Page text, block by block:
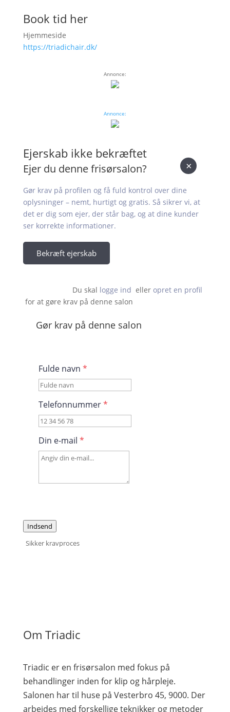
Book tid her
Hjemmeside
https://triadichair.dk/
Annonce:
Annonce:
Ejerskab ikke bekræftet
Ejer du denne frisørsalon?
Gør krav på profilen og få fuld kontrol over dine
oplysninger – nemt, hurtigt og gratis. Så sikrer vi, at
det er dig som ejer, der står bag, og at dine kunder
ser korrekte informationer.
Bekræft ejerskab
Du skal logge ind eller opret en profil
for at gøre krav på denne salon
Gør krav på denne salon
×
Fulde navn *
Telefonnummer*
Din e-mail *
Indsend
Sikker kravproces
Om Triadic
Triadic er en frisørsalon med fokus på
behandlinger inden for klip og hårpleje.
Salonen har til huse på Vesterbro 45, 9000. Der
arbejdes med forskellige teknikker og metoder